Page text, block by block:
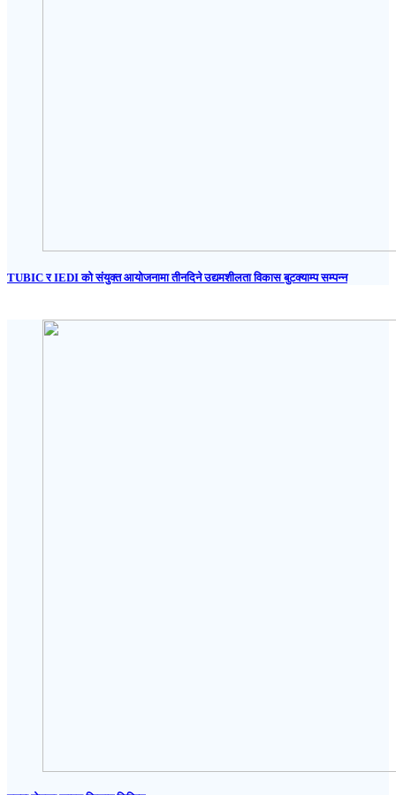
TUBIC र IEDI को संयुक्त आयोजनामा तीनदिने उद्यमशीलता विकास बुटक्याम्प सम्पन्न